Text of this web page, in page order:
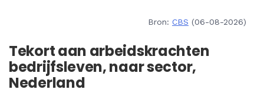
Bron: CBS (06-08-2026)
Tekort aan arbeidskrachten
bedrijfsleven, naar sector,
Nederland